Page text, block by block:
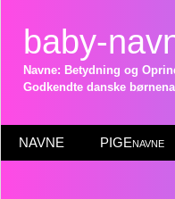
baby-
Navne: Betydning og
Godkendte danske
NAVNE PIGEnavne